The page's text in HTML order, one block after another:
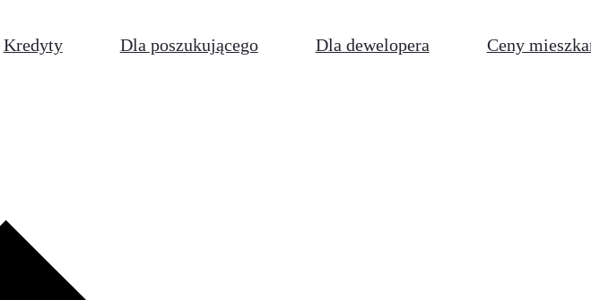
Kredyty Dla poszukującego Dla dewelopera Ceny